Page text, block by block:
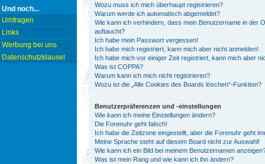
Und noch...
Umfragen
Links
Werbung bei uns
Datenschutzklausel
Wozu muss ich mich überhaupt registrieren?
Warum werde ich automatisch abgemeldet?
Wie kann ich verhindern, dass mein Benutzername in der
auftaucht?
Ich habe mein Passwort vergessen!
Ich habe mich registriert, kann mich aber nicht anmelden!
Ich habe mich vor einiger Zeit registriert, kann mich aber
Was ist COPPA?
Warum kann ich mich nicht registrieren?
Wozu ist die „Alle Cookies des Boards löschen“-Funktion?
Benutzerpräferenzen und -einstellungen
Wie kann ich meine Einstellungen ändern?
Die Forenuhr geht falsch!
Ich habe die Zeitzone eingestellt, aber die Forenuhr geht
Meine Sprache steht auf diesem Board nicht zur Auswahl!
Wie kann ich ein Bild bei meinem Benutzernamen
Was ist mein Rang und wie kann ich ihn ändern?